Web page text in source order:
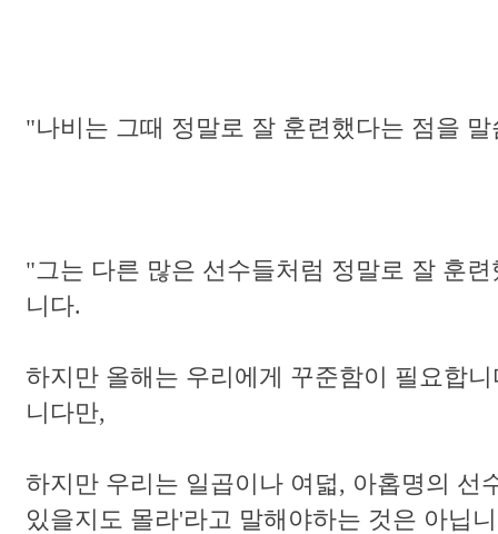
"나비는 그때 정말로 잘 훈련했다는 점을
"그는 다른 많은 선수들처럼 정말로 잘 훈
니다.
하지만 올해는 우리에게 꾸준함이 필요합
니다만,
하지만 우리는 일곱이나 여덟, 아홉명의 선
있을지도 몰라'라고 말해야하는 것은 아닙